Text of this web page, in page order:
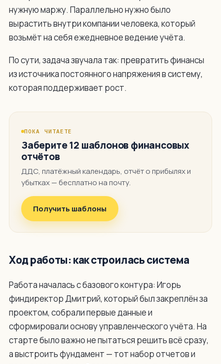
нужную маржу. Параллельно нужно было
вырастить внутри компании человека, который
возьмёт на себя ежедневное ведение учёта.
По сути, задача звучала так: превратить финансы
из источника постоянного напряжения в систему,
которая поддерживает рост.
ПОКА ЧИТАЕТЕ
Заберите 12 шаблонов финансовых
отчётов
ДДС, платёжный календарь, отчёт о прибылях и
убытках — бесплатно на почту.
Получить шаблоны
Ход работы: как строилась система
Работа началась с базового контура: Игорь
финдиректор Дмитрий, который был закреплён за
проектом, собрали первые данные и
сформировали основу управленческого учёта. На
старте было важно не пытаться решить всё сразу,
а выстроить фундамент — тот набор отчетов и